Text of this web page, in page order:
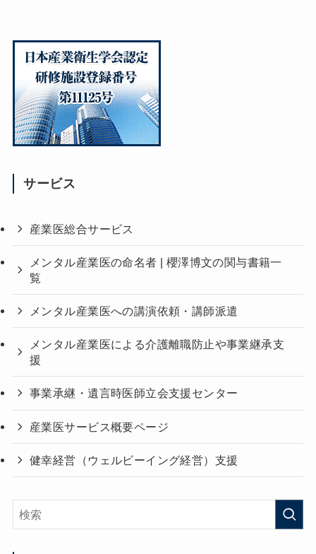
サービス
産業医総合サービス
メンタル産業医の命名者 | 櫻澤博文の関与書籍一
覧
メンタル産業医への講演依頼・講師派遣
メンタル産業医による介護離職防止や事業継承支
援
事業承継・遺言時医師立会支援センター
産業医サービス概要ページ
健幸経営（ウェルビーイング経営）支援